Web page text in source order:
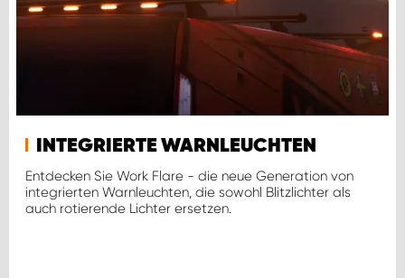
INTEGRIERTE WARNLEUCHTEN
Entdecken Sie Work Flare - die neue Generation von
integrierten Warnleuchten, die sowohl Blitzlichter als
auch rotierende Lichter ersetzen.